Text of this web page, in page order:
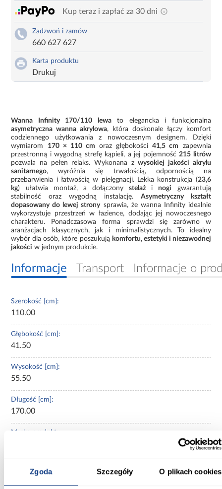
Zgoda Szczegóły O plikach cookies
Kup teraz i zapłać za 30 dni
Zadzwoń i zamów
660 627 627
Karta produktu
Drukuj
Wanna Infinity 170/110 lewato elegancka i funkcjonalna
asymetryczna wanna akrylowa, która doskonale łączy komfort
codziennego użytkowania z nowoczesnym designem. Dzięki
wymiarom
170 × 110 cm oraz głębokości41,5 cm
zapewnia
przestronną i wygodną strefę kąpieli, a jej pojemność215 litrów
pozwala na pełen relaks. Wykonana zwysokiej jakości akrylu
sanitarnego, wyróżnia się trwałością, odpornością na
przebarwienia i łatwością w pielęgnacji. Lekka konstrukcja (23,6
kg) ułatwia montaż, a dołączonystelaż inogi
gwarantują
stabilność oraz wygodną instalację. Asymetryczny kształt
dopasowany do lewej strony sprawia, że wanna Infinity idealnie
wykorzystuje przestrzeń w łazience, dodając jej nowoczesnego
charakteru. Ponadczasowa forma sprawdzi się zarówno w
aranżacjach klasycznych, jak i minimalistycznych. To idealny
wybór dla osób, które poszukują komfortu, estetyki i niezawodnej
jakości w jednym produkcie.
Informacje Transport Informacje o
Szerokość [cm]:
110.00
Głębokość [cm]:
41.50
Wysokość [cm]:
55.50
Długość [cm]:
170.00
Marka produktu: